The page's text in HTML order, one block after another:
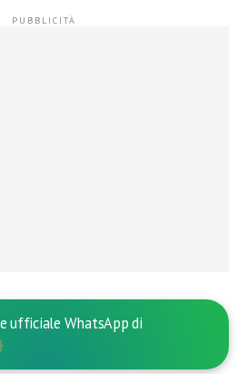
ufficiale WhatsApp di